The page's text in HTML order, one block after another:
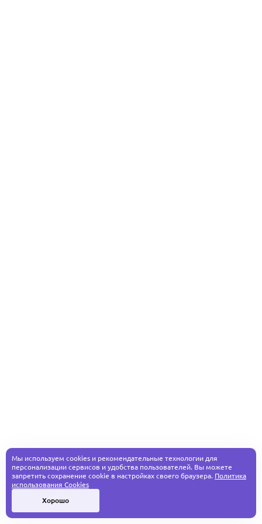
Мы используем cookies и рекомендательные технологии для
персонализации сервисов и удобства пользователей. Вы можете
запретить сохранение cookie в настройках своего браузера. Политика
использования Cookies
Хорошо